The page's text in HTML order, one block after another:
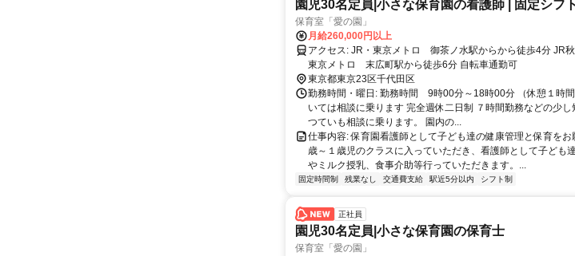
園児30名定員|小さな保育園の看護師 | 固定シフ
保育室「愛の園」
月給260,000円以上
アクセス: JR・東京メトロ 御茶ノ水駅からから徒歩4分 JR秋葉原駅から徒歩8分
東京メトロ 末広町駅から徒歩6分 自転車通勤可
東京都東京23区千代田区
勤務時間・曜日: 勤務時間 9時00分～18時00分 （休憩１時
いては相談に乗ります 完全週休二日制 ７時間勤務などの少
つていも相談に乗ります。 園内の...
仕事内容: 保育園看護師として子ども達の健康管理と保育をお
歳～１歳児のクラスに入っていただき、看護師として子ども
やミルク授乳、食事介助等行っていただきます。...
固定時間制 残業なし 交通費支給 駅近5分以内 シフト制
正社員
園児30名定員|小さな保育園の保育士
保育室「愛の園」